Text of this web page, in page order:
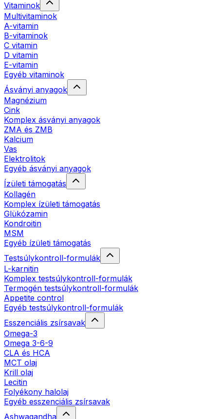
Vitaminok
Multivitaminok
A-vitamin
B-vitaminok
C vitamin
D vitamin
E-vitamin
Egyéb vitaminok
Ásványi anyagok
Magnézium
Cink
Komplex ásványi anyagok
ZMA és ZMB
Kalcium
Vas
Elektrolitok
Egyéb ásványi anyagok
Ízületi támogatás
Kollagén
Komplex ízületi támogatás
Glükózamin
Kondroitin
MSM
Egyéb ízületi támogatás
Testsúlykontroll-formulák
L-karnitin
Komplex testsúlykontroll-formulák
Termogén testsúlykontroll-formulák
Appetite control
Egyéb testsúlykontroll-formulák
Esszenciális zsírsavak
Omega-3
Omega 3-6-9
CLA és HCA
MCT olaj
Krill olaj
Lecitin
Folyékony halolaj
Egyéb esszenciális zsírsavak
Ashwagandha